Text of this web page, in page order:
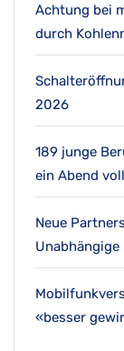
Achtung bei
durch
2026
189 junge
ein Abend
Neue
«besser